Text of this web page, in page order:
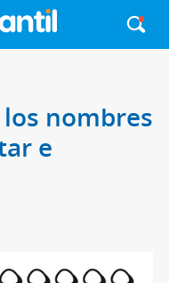
nombres
e